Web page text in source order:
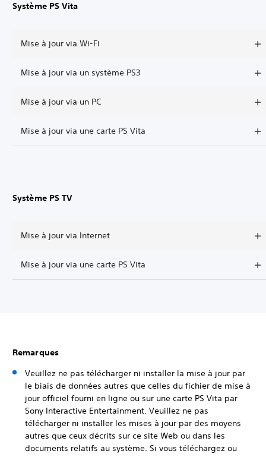
Système PS Vita
Mise à jour via Wi-Fi
Mise à jour via un système PS3
Mise à jour via un PC
Mise à jour via une carte PS Vita
Système PS TV
Mise à jour via Internet
Mise à jour via une carte PS Vita
Remarques
Veuillez ne pas télécharger ni installer la mise à jour par
le biais de données autres que celles du fichier de mise à
jour officiel fourni en ligne ou sur une carte PS Vita par
Sony Interactive Entertainment. Veuillez ne pas
télécharger ni installer les mises à jour par des moyens
autres que ceux décrits sur ce site Web ou dans les
documents relatifs au système. Si vous téléchargez ou